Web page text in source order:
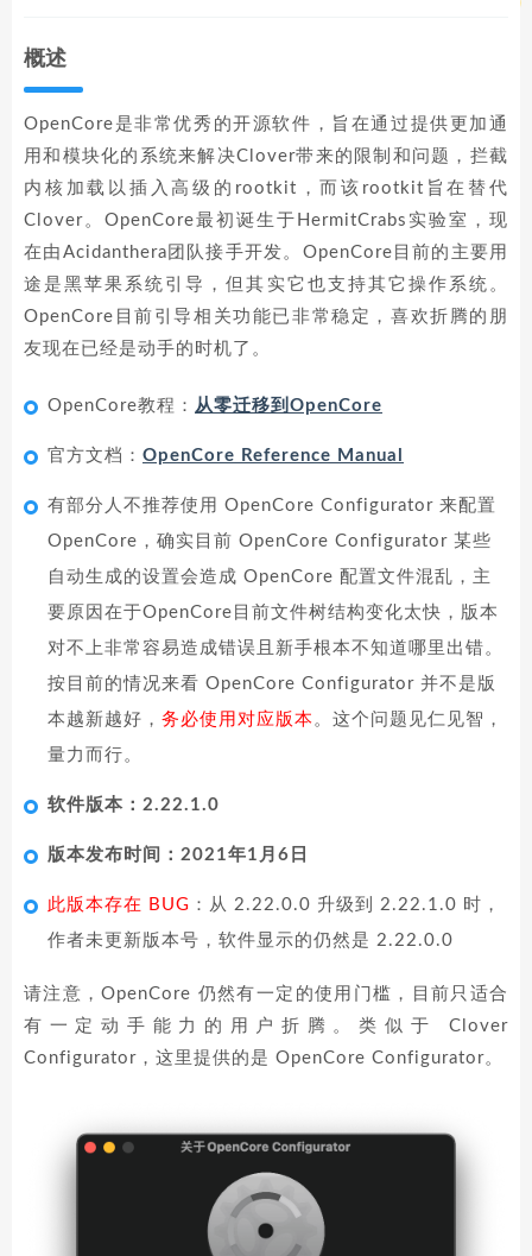
概述
OpenCore是非常优秀的开源软件，旨在通过提供更加通
用和模块化的系统来解决Clover带来的限制和问题，拦截
内核加载以插入高级的rootkit，而该rootkit旨在替代
Clover。OpenCore最初诞生于HermitCrabs实验室，现
在由Acidanthera团队接手开发。OpenCore目前的主要用
途是黑苹果系统引导，但其实它也支持其它操作系统。
OpenCore目前引导相关功能已非常稳定，喜欢折腾的朋
友现在已经是动手的时机了。
OpenCore教程： 从零迁移到OpenCore
官方文档： OpenCore Reference Manual
有部分人不推荐使用 OpenCore Configurator 来配置
OpenCore，确实目前 OpenCore Configurator 某些
自动生成的设置会造成 OpenCore 配置文件混乱，主
要原因在于OpenCore目前文件树结构变化太快，版本
对不上非常容易造成错误且新手根本不知道哪里出错。
按目前的情况来看 OpenCore Configurator 并不是版
本越新越好， 务必使用对应版本。这个问题见仁见智，
量力而行。
软件版本：2.22.1.0
版本发布时间：2021年1月6日
此版本存在 BUG ：从 2.22.0.0 升级到 2.22.1.0 时，
作者未更新版本号，软件显示的仍然是 2.22.0.0
请注意，OpenCore 仍然有一定的使用门槛，目前只适合
有一定动手能力的用户折腾。类似于 Clover
Configurator，这里提供的是 OpenCore Configurator。